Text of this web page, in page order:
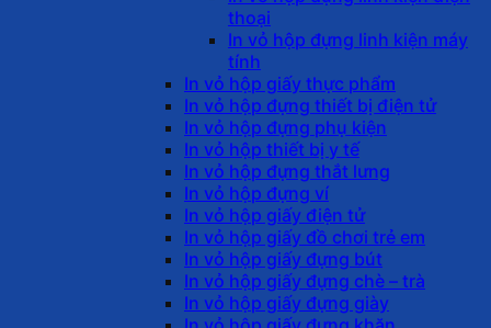
thoại
In vỏ hộp đựng linh kiện máy
tính
In vỏ hộp giấy thực phẩm
In vỏ hộp đựng thiết bị điện tử
In vỏ hộp đựng phụ kiện
In vỏ hộp thiết bị y tế
In vỏ hộp đựng thắt lưng
In vỏ hộp đựng ví
In vỏ hộp giấy điện tử
In vỏ hộp giấy đồ chơi trẻ em
In vỏ hộp giấy đựng bút
In vỏ hộp giấy đựng chè – trà
In vỏ hộp giấy đựng giày